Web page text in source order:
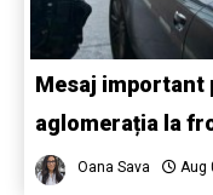
Mesaj important
aglomerația la
Oana Sava Aug